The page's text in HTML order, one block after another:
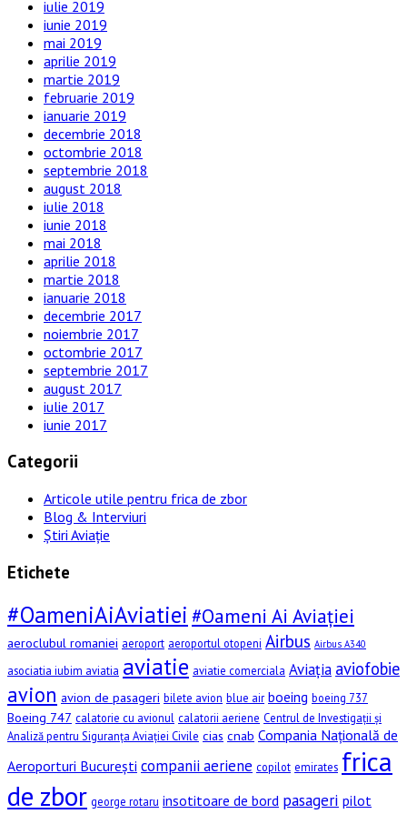
iulie 2019
iunie 2019
mai 2019
aprilie 2019
martie 2019
februarie 2019
ianuarie 2019
decembrie 2018
octombrie 2018
septembrie 2018
august 2018
iulie 2018
iunie 2018
mai 2018
aprilie 2018
martie 2018
ianuarie 2018
decembrie 2017
noiembrie 2017
octombrie 2017
septembrie 2017
august 2017
iulie 2017
iunie 2017
Categorii
Articole utile pentru frica de zbor
Blog & Interviuri
Știri Aviație
Etichete
#OameniAiAviatiei #Oameni Ai Aviației
aeroclubul romaniei aeroport aeroportul otopeni Airbus Airbus A340
asociatia iubim aviatia aviatie aviatie comerciala Aviația aviofobie
avion avion de pasageri bilete avion blue air boeing boeing 737
Boeing 747 calatorie cu avionul calatorii aeriene Centrul de Investigații și
Analiză pentru Siguranța Aviației Civile cias cnab Compania Națională de
Aeroporturi București companii aeriene copilot emirates frica
de zbor george rotaru insotitoare de bord pasageri pilot